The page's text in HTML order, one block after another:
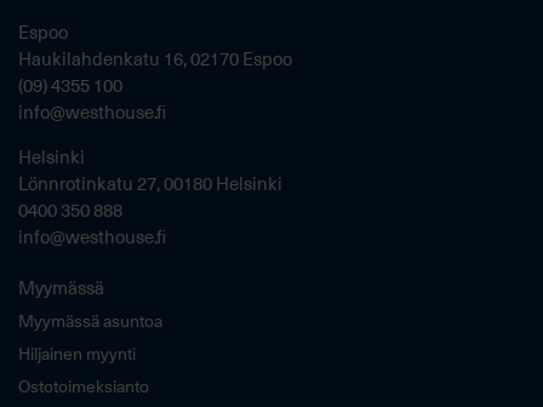
Espoo
Haukilahdenkatu 16, 02170 Espoo
(09) 4355 100
info@westhouse.fi
Helsinki
Lönnrotinkatu 27, 00180 Helsinki
0400 350 888
info@westhouse.fi
Myymässä
Myymässä asuntoa
Hiljainen myynti
Ostotoimeksianto